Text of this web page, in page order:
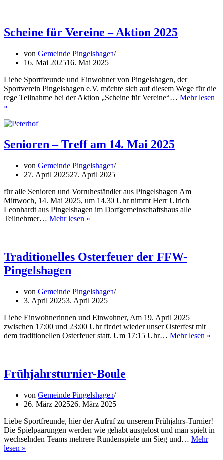
Scheine für Vereine – Aktion 2025
von Gemeinde Pingelshagen
16. Mai 202516. Mai 2025
Liebe Sportfreunde und Einwohner von Pingelshagen, der
Sportverein Pingelshagen e.V. möchte sich auf diesem Wege für die
rege Teilnahme bei der Aktion „Scheine für Vereine“… Mehr lesen
»
Vereine
Aktion
2025
Senioren – Treff am 14. Mai 2025
von Gemeinde Pingelshagen
27. April 202527. April 2025
für alle Senioren und Vorruheständler aus Pingelshagen Am
Mittwoch, 14. Mai 2025, um 14.30 Uhr nimmt Herr Ulrich
Leonhardt aus Pingelshagen im Dorfgemeinschaftshaus alle
Teilnehmer… Mehr lesen »
14.
Mai
Traditionelles Osterfeuer der FFW-
Pingelshagen
von Gemeinde Pingelshagen
3. April 20253. April 2025
Liebe Einwohnerinnen und Einwohner, Am 19. April 2025
zwischen 17:00 und 23:00 Uhr findet wieder unser Osterfest mit
dem traditionellen Osterfeuer statt. Um 17:15 Uhr… Mehr lesen »
Frühjahrsturnier-Boule
von Gemeinde Pingelshagen
26. März 202526. März 2025
Liebe Sportfreunde, hier der Aufruf zu unserem Frühjahrs-Turnier!
Die Spielpaarungen werden wie gehabt ausgelost und man spielt in
wechselnden Teams mehrere Rundenspiele um Sieg und… Mehr
lesen »